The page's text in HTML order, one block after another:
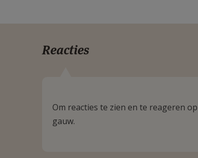
Reacties
Om reacties te zien en te reageren
gauw.